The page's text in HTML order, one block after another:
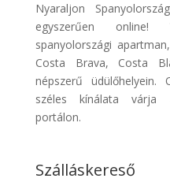
Autóbérlés
Discover
Cars
Transzfer
Taxi
Nyaraljon
egyszerűen
spanyolországi
Costa Brava, Costa
népszerű üdülőhelyein.
széles kínálata várja a
portálon.
Szálláskereső